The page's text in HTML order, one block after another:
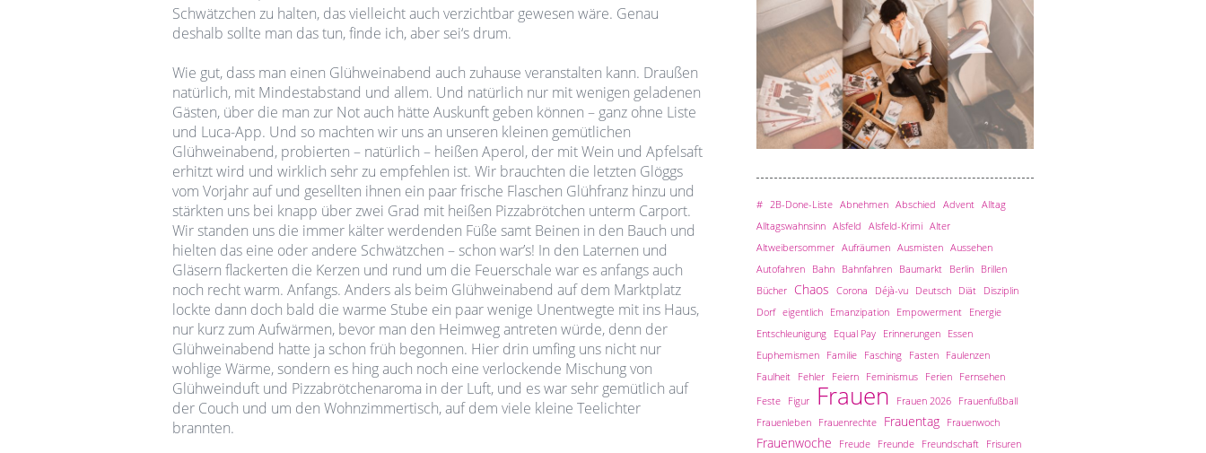
Schwätzchen zu halten, das vielleicht auch verzichtbar gewesen wäre. Genau
deshalb sollte man das tun, finde ich, aber sei‘s drum.
Wie gut, dass man einen Glühweinabend auch zuhause veranstalten kann. Draußen
natürlich, mit Mindestabstand und allem. Und natürlich nur mit wenigen geladenen
Gästen, über die man zur Not auch hätte Auskunft geben können – ganz ohne Liste
und Luca-App. Und so machten wir uns an unseren kleinen gemütlichen
Glühweinabend, probierten – natürlich – heißen Aperol, der mit Wein und Apfelsaft
erhitzt wird und wirklich sehr zu empfehlen ist. Wir brauchten die letzten Glöggs
vom Vorjahr auf und gesellten ihnen ein paar frische Flaschen Glühfranz hinzu und
stärkten uns bei knapp über zwei Grad mit heißen Pizzabrötchen unterm Carport.
Wir standen uns die immer kälter werdenden Füße samt Beinen in den Bauch und
hielten das eine oder andere Schwätzchen – schon war’s! In den Laternen und
Gläsern flackerten die Kerzen und rund um die Feuerschale war es anfangs auch
noch recht warm. Anfangs. Anders als beim Glühweinabend auf dem Marktplatz
lockte dann doch bald die warme Stube ein paar wenige Unentwegte mit ins Haus,
nur kurz zum Aufwärmen, bevor man den Heimweg antreten würde, denn der
Glühweinabend hatte ja schon früh begonnen. Hier drin umfing uns nicht nur
wohlige Wärme, sondern es hing auch noch eine verlockende Mischung von
Glühweinduft und Pizzabrötchenaroma in der Luft, und es war sehr gemütlich auf
der Couch und um den Wohnzimmertisch, auf dem viele kleine Teelichter
brannten.
# 2B-Done-Liste Abnehmen Abschied Advent Alltag
Alltagswahnsinn Alsfeld Alsfeld-Krimi Alter
Altweibersommer Aufräumen Ausmisten Aussehen
Autofahren
Bahn Bahnfahren Baumarkt Berlin
Brillen
Bücher
Chaos Corona Déjà-vu Deutsch Diät
Disziplin
Dorf eigentlich Emanzipation Empowerment
Energie
Entschleunigung
Equal Pay Erinnerungen
Essen
Euphemismen
Familie Fasching Fasten
Faulenzen
Faulheit
Fehler Feiern Feminismus Ferien
Fernsehen
Feste
Figur Frauen Frauen 2026
Frauenfußball
Frauenleben
Frauenrechte Frauentag Frauenwoch
Frauenwoche Freude Freunde Freundschaft
Frisuren